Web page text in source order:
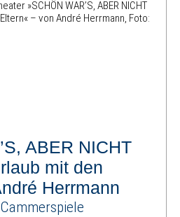
ABER NICHT
mit den
Herrmann